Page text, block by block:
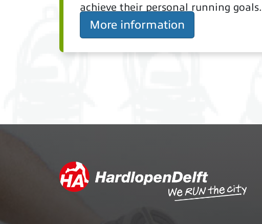
achieve their personal running goals.
More information